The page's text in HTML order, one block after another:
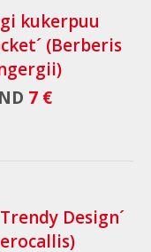
kukerpuu
(Berberis
7 €
Design´